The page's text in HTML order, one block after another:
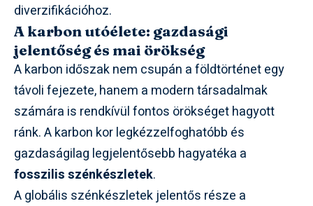
diverzifikációhoz.
A karbon utóélete: gazdasági
jelentőség és mai örökség
A karbon időszak nem csupán a földtörténet egy
távoli fejezete, hanem a modern társadalmak
számára is rendkívül fontos örökséget hagyott
ránk. A karbon kor legkézzelfoghatóbb és
gazdaságilag legjelentősebb hagyatéka a
fosszilis szénkészletek.
A globális szénkészletek jelentős része a